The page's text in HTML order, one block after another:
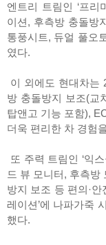
엔트리 트림인 ‘프리
이션, 후측방 충돌방
통풍시트, 듀얼 풀오
였다.
이 외에도 현대차는
방 충돌방지 보조(교
탑앤고 기능 포함),
더욱 편리한 차 경험
또 주력 트림인 ‘익
드 뷰 모니터, 후측방
방지 보조 등 편의·
레이션’에 나파가죽
했다.